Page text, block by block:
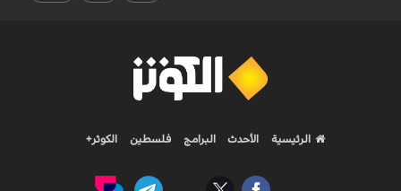
الرئيسية الأحدث البرامج فلسطين الكوثر+